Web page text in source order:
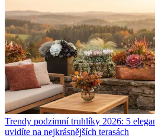
Trendy podzimní truhlíky 2026: 5
uvidíte na nejkrásnějších terasách